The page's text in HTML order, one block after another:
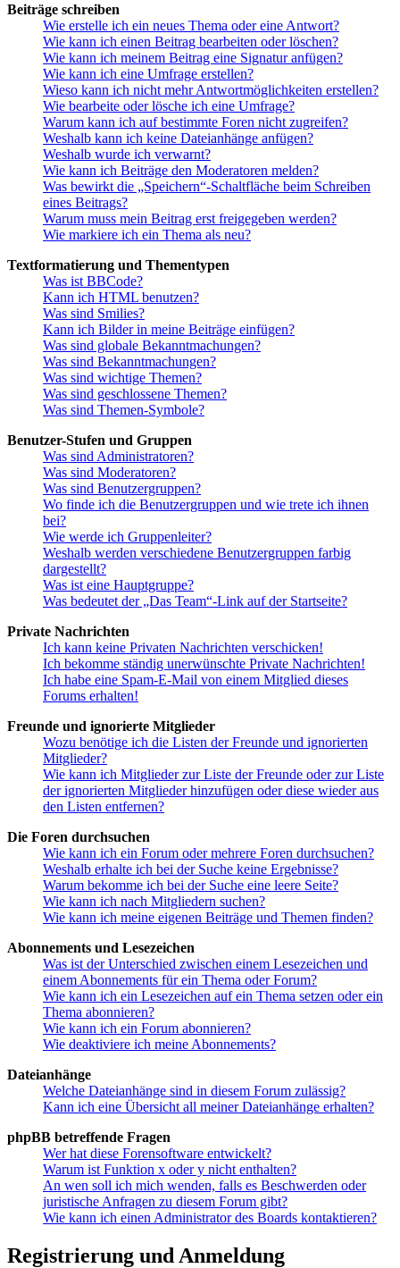
Beiträge schreiben
Wie erstelle ich ein neues Thema oder eine Antwort?
Wie kann ich einen Beitrag bearbeiten oder löschen?
Wie kann ich meinem Beitrag eine Signatur anfügen?
Wie kann ich eine Umfrage erstellen?
Wieso kann ich nicht mehr Antwortmöglichkeiten erstellen?
Wie bearbeite oder lösche ich eine Umfrage?
Warum kann ich auf bestimmte Foren nicht zugreifen?
Weshalb kann ich keine Dateianhänge anfügen?
Weshalb wurde ich verwarnt?
Wie kann ich Beiträge den Moderatoren melden?
Was bewirkt die „Speichern“-Schaltfläche beim Schreiben
eines Beitrags?
Warum muss mein Beitrag erst freigegeben werden?
Wie markiere ich ein Thema als neu?
Textformatierung und Thementypen
Was ist BBCode?
Kann ich HTML benutzen?
Was sind Smilies?
Kann ich Bilder in meine Beiträge einfügen?
Was sind globale Bekanntmachungen?
Was sind Bekanntmachungen?
Was sind wichtige Themen?
Was sind geschlossene Themen?
Was sind Themen-Symbole?
Benutzer-Stufen und Gruppen
Was sind Administratoren?
Was sind Moderatoren?
Was sind Benutzergruppen?
Wo finde ich die Benutzergruppen und wie trete ich ihnen
bei?
Wie werde ich Gruppenleiter?
Weshalb werden verschiedene Benutzergruppen farbig
dargestellt?
Was ist eine Hauptgruppe?
Was bedeutet der „Das Team“-Link auf der Startseite?
Private Nachrichten
Ich kann keine Privaten Nachrichten verschicken!
Ich bekomme ständig unerwünschte Private Nachrichten!
Ich habe eine Spam-E-Mail von einem Mitglied dieses
Forums erhalten!
Freunde und ignorierte Mitglieder
Wozu benötige ich die Listen der Freunde und ignorierten
Mitglieder?
Wie kann ich Mitglieder zur Liste der Freunde oder zur Liste
der ignorierten Mitglieder hinzufügen oder diese wieder aus
den Listen entfernen?
Die Foren durchsuchen
Wie kann ich ein Forum oder mehrere Foren durchsuchen?
Weshalb erhalte ich bei der Suche keine Ergebnisse?
Warum bekomme ich bei der Suche eine leere Seite?
Wie kann ich nach Mitgliedern suchen?
Wie kann ich meine eigenen Beiträge und Themen finden?
Abonnements und Lesezeichen
Was ist der Unterschied zwischen einem Lesezeichen und
einem Abonnements für ein Thema oder Forum?
Wie kann ich ein Lesezeichen auf ein Thema setzen oder ein
Thema abonnieren?
Wie kann ich ein Forum abonnieren?
Wie deaktiviere ich meine Abonnements?
Dateianhänge
Welche Dateianhänge sind in diesem Forum zulässig?
Kann ich eine Übersicht all meiner Dateianhänge erhalten?
phpBB betreffende Fragen
Wer hat diese Forensoftware entwickelt?
Warum ist Funktion x oder y nicht enthalten?
An wen soll ich mich wenden, falls es Beschwerden oder
juristische Anfragen zu diesem Forum gibt?
Wie kann ich einen Administrator des Boards kontaktieren?
Registrierung und Anmeldung